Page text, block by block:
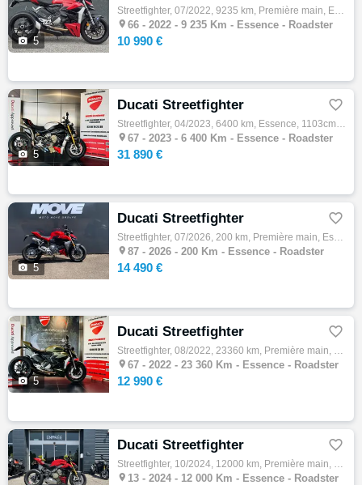
 5
Streetfighter, 07/2022, 9235 km, Première main, Essence, 955cm³, Couleur rouge, 10990 € Equipements : LA CONCESSION POLE MOTO PASSION PERPI…
 66 - 2022 - 9 235 Km - Essence - Roadster
10 990 €
 5
Ducati Streetfighter 
Streetfighter, 04/2023, 6400 km, Essence, 1103cm³, Couleur noir, 31890 € Equipements : DUCATI STREETFIGHTER V4 SP2 GARANTIE 24 MOIS EUROP…
 67 - 2023 - 6 400 Km - Essence - Roadster
31 890 €
 5
Ducati Streetfighter 
Streetfighter, 07/2026, 200 km, Première main, Essence, 848cm³, Couleur rouge, 14490 € Equipements : LA CONCESSION MOTO MOVE VOUS PROPOSE A…
 87 - 2026 - 200 Km - Essence - Roadster
14 490 €
 5
Ducati Streetfighter 
Streetfighter, 08/2022, 23360 km, Première main, Essence, 955cm³, Couleur vert, 12990 € Equipements : DUCATI STREETFIGHTER V2 GARANTIE 12…
 67 - 2022 - 23 360 Km - Essence - Roadster
12 990 €
Ducati Streetfighter 
Streetfighter, 10/2024, 12000 km, Première main, Essence, 1103cm³, Couleur rouge, 19500 € Equipements : ?? DUCATI STREETFIGHTER V4S Très bo…
 13 - 2024 - 12 000 Km - Essence - Roadster